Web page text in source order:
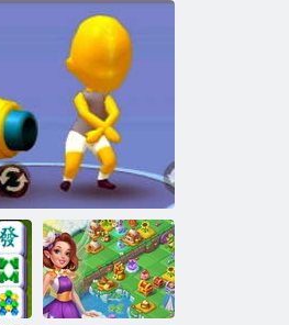
2048 golyó
Víz rendezés
rejtvény 2